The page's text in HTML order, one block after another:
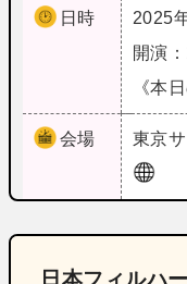
日時
2025
開演
《本
会場 東京
日本フィルハ